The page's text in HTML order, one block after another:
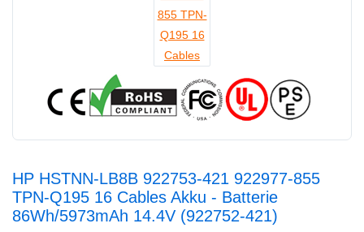
HP HSTNN-LB8B 922753-421 922977-855
TPN-Q195 16 Cables Akku - Batterie
86Wh/5973mAh 14.4V (922752-421)